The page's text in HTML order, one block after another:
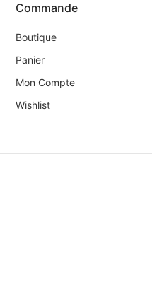
Commande
Boutique
Panier
Mon Compte
Wishlist